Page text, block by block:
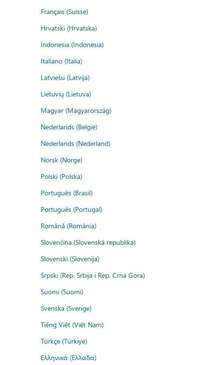
Français (Suisse)
Hrvatski (Hrvatska)
Indonesia (Indonesia)
Italiano (Italia)
Latviešu (Latvija)
Lietuvių (Lietuva)
Magyar (Magyarország)
Nederlands (België)
Nederlands (Nederland)
Norsk (Norge)
Polski (Polska)
Português (Brasil)
Português (Portugal)
Română (România)
Slovenčina (Slovenská republika)
Slovenski (Slovenija)
Srpski (Rep. Srbija i Rep. Crna Gora)
Suomi (Suomi)
Svenska (Sverige)
Tiếng Việt (Việt Nam)
Türkçe (Türkiye)
Ελληνικά (Ελλάδα)